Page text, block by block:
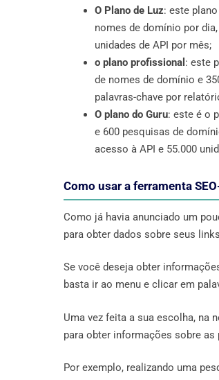
O Plano de Luz: este
nomes de domínio por
unidades de API por mês;
o plano profissional : este
de nomes de domínio e
palavras-chave por
O plano do Guru: este é o
e 600 pesquisas de
acesso à API e 55.000
Como usar a ferramenta
Como já havia anunciado um
para obter dados sobre seus
Se você deseja obter
basta ir ao menu e clicar em
Uma vez feita a sua escolha, na
para obter informações sobre
Por exemplo, realizando uma